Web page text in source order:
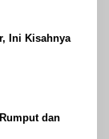
Ini Kisahnya
dan